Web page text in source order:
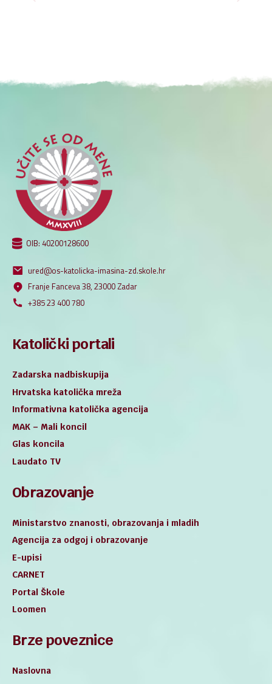
OIB: 40200128600
ured@os-katolicka-imasina-zd.skole.hr
Franje Fanceva 38, 23000 Zadar
+385 23 400 780
Katolički portali
Zadarska nadbiskupija
Hrvatska katolička mreža
Informativna katolička agencija
MAK – Mali koncil
Glas koncila
Laudato TV
Obrazovanje
Ministarstvo znanosti, obrazovanja i mladih
Agencija za odgoj i obrazovanje
E-upisi
CARNET
Portal Škole
Loomen
Brze poveznice
Naslovna